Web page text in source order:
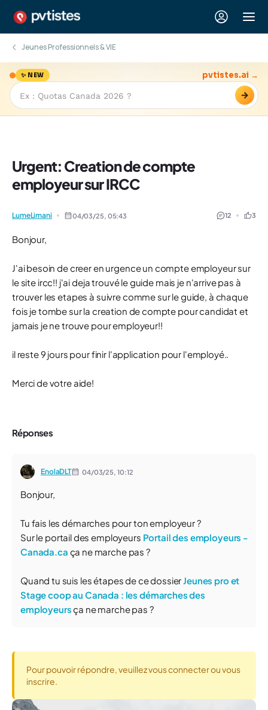
Jeunes Professionnels & VIE
✨ NEW
→
pvtistes.ai →
Urgent: Creation de compte
employeur sur IRCC
LumeLimani 04/03/25, 05:43 12 3
Bonjour,
J'ai besoin de creer en urgence un compte employeur sur
le site ircc!! j'ai deja trouvé le guide mais je n'arrive pas à
trouver les etapes à suivre comme sur le guide, à chaque
fois je tombe sur la creation de compte pour candidat et
jamais je ne trouve pour employeur!!
il reste 9 jours pour finir l'application pour l'employé..
Merci de votre aide!
Réponses
EnolaDLT 04/03/25, 10:12
Bonjour,
Tu fais les démarches pour ton employeur ?
Sur le portail des employeurs Portail des employeurs -
Canada.ca ça ne marche pas ?
Quand tu suis les étapes de ce dossierJeunes pro et
Stage coop au Canada : les démarches des
employeursça ne marche pas ?
Pour pouvoir répondre, veuillez vous connecter ou vous
inscrire.